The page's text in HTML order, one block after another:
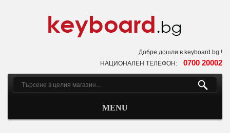
Добре дошли в keyboard.bg !
НАЦИОНАЛЕН ТЕЛЕФОН: 0700 20002
MENU